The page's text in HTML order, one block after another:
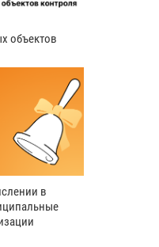
объектов
в